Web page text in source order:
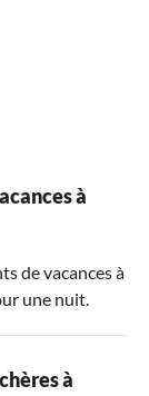
à
de vacances à
une nuit.
à